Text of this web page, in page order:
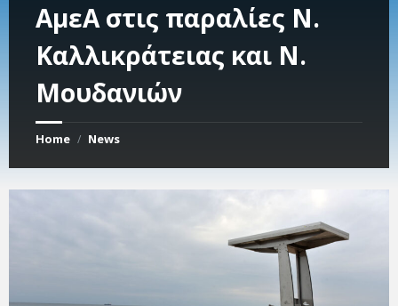
ΑμεΑ στις παραλίες Ν.
Καλλικράτειας και Ν.
Μουδανιών
Home / News